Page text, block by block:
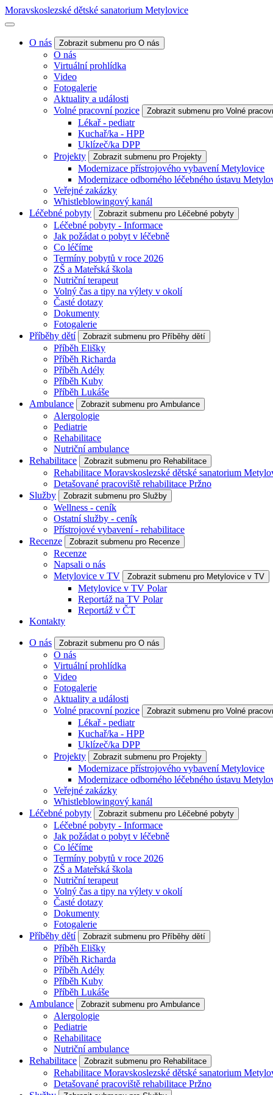
Moravskoslezské dětské sanatorium Metylovice
O nás Zobrazit submenu pro O nás
O nás
Virtuální prohlídka
Video
Fotogalerie
Aktuality a události
Volné pracovní pozice
Zobrazit submenu pro Volné
Lékař - pediatr
Kuchař/ka - HPP
Uklízeč/ka DPP
Projekty
Zobrazit submenu pro Projekty
Modernizace přístrojového vybavení Metylovice
Modernizace odborného léčebného ústavu
Veřejné zakázky
Whistleblowingový kanál
Léčebné pobyty
Zobrazit submenu pro Léčebné pobyty
Léčebné pobyty - Informace
Jak požádat o pobyt v léčebně
Co léčíme
Termíny pobytů v roce 2026
ZŠ a Mateřská škola
Nutriční terapeut
Volný čas a tipy na výlety v okolí
Časté dotazy
Dokumenty
Fotogalerie
Příběhy dětí
Zobrazit submenu pro Příběhy dětí
Příběh Elišky
Příběh Richarda
Příběh Adély
Příběh Kuby
Příběh Lukáše
Ambulance
Zobrazit submenu pro Ambulance
Alergologie
Pediatrie
Rehabilitace
Nutriční ambulance
Rehabilitace
Zobrazit submenu pro Rehabilitace
Rehabilitace Moravskoslezské dětské sanatorium
Detašované pracoviště rehabilitace Pržno
Služby
Zobrazit submenu pro Služby
Wellness - ceník
Ostatní služby - ceník
Přístrojové vybavení - rehabilitace
Recenze
Zobrazit submenu pro Recenze
Recenze
Napsali o nás
Metylovice v TV
Zobrazit submenu pro Metylovice v TV
Metylovice v TV Polar
Reportáž na TV Polar
Reportáž v ČT
Kontakty
O nás Zobrazit submenu pro O nás
O nás
Virtuální prohlídka
Video
Fotogalerie
Aktuality a události
Volné pracovní pozice
Zobrazit submenu pro Volné
Lékař - pediatr
Kuchař/ka - HPP
Uklízeč/ka DPP
Projekty
Zobrazit submenu pro Projekty
Modernizace přístrojového vybavení Metylovice
Modernizace odborného léčebného ústavu
Veřejné zakázky
Whistleblowingový kanál
Léčebné pobyty
Zobrazit submenu pro Léčebné pobyty
Léčebné pobyty - Informace
Jak požádat o pobyt v léčebně
Co léčíme
Termíny pobytů v roce 2026
ZŠ a Mateřská škola
Nutriční terapeut
Volný čas a tipy na výlety v okolí
Časté dotazy
Dokumenty
Fotogalerie
Příběhy dětí
Zobrazit submenu pro Příběhy dětí
Příběh Elišky
Příběh Richarda
Příběh Adély
Příběh Kuby
Příběh Lukáše
Ambulance
Zobrazit submenu pro Ambulance
Alergologie
Pediatrie
Rehabilitace
Nutriční ambulance
Rehabilitace
Zobrazit submenu pro Rehabilitace
Rehabilitace Moravskoslezské dětské sanatorium
Detašované pracoviště rehabilitace Pržno